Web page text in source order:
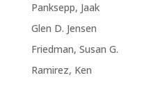
Panksepp, Jaak
Glen D. Jensen
Friedman, Susan G.
Ramirez, Ken